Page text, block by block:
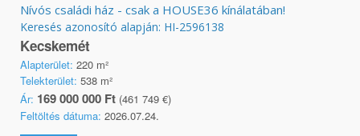
Nívós családi ház - csak a HOUSE36 kínálatában!
Keresés azonosító alapján: HI-2596138
Kecskemét
Alapterület: 220 m²
Telekterület: 538 m²
Ár: 169 000 000 Ft (461 749 €)
Feltöltés dátuma: 2026.07.24.